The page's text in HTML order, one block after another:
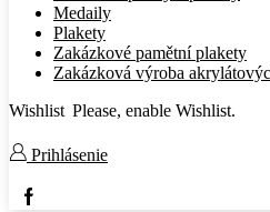
Medaily
Plakety
Zakázkové pamětní plakety
Zakázková výroba
Wishlist Please, enable Wishlist.
Prihlásenie
Facebook